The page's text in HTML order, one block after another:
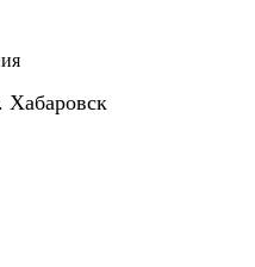
Хабаровск